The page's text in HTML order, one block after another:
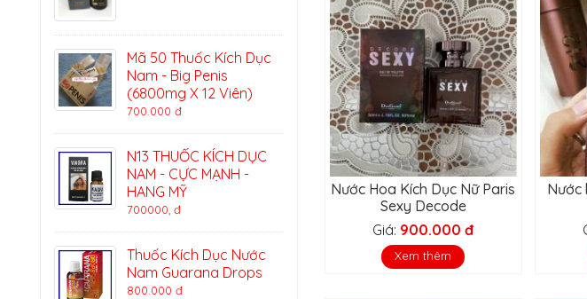
Nước Hoa Kích Dục Nữ Paris
Sexy Decode
Giá: 900.000 đ
Xem thêm
Nước
Mã 50 Thuốc Kích Dục
Nam - Big Penis
(6800mg X 12 Viên)
700.000 đ
N13 THUỐC KÍCH DỤC
NAM - CỰC MẠNH -
HANG MỸ
700000, đ
Thuốc Kích Dục Nước
Nam Guarana Drops
800.000 đ